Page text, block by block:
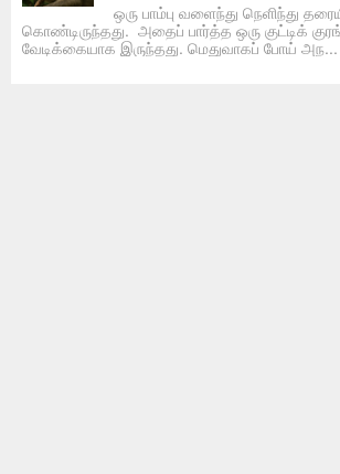
ஒரு பாம்பு வளைந்து நெளிந்து
கொண்டிருந்தது. அதைப் பார்த்த ஒரு குட்டிக்
வேடிக்கையாக இருந்தது. மெதுவாகப் போய் அந...